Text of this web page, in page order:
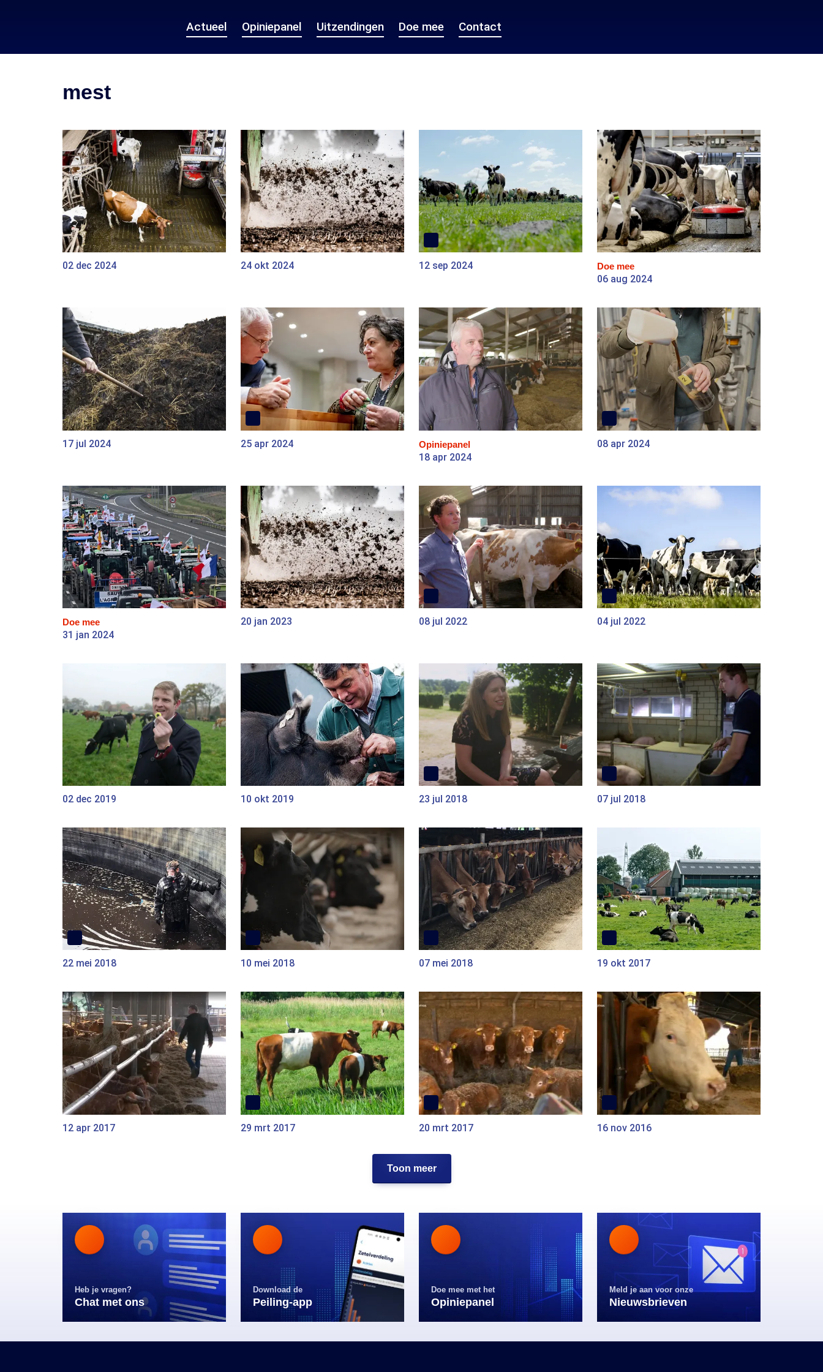
Actueel Opiniepanel Uitzendingen Doe mee Contact
mest
02 dec 2024 24 okt 2024 12 sep 2024 Doe mee
06 aug 2024
17 jul 2024 25 apr 2024 Opiniepanel
18 apr 2024
08 apr 2024
Doe mee
31 jan 2024
20 jan 2023 08 jul 2022 04 jul 2022
02 dec 2019 10 okt 2019 23 jul 2018 07 jul 2018
22 mei 2018 10 mei 2018 07 mei 2018 19 okt 2017
12 apr 2017 29 mrt 2017 20 mrt 2017 16 nov 2016
Toon meer
Heb je vragen?
Chat met ons
Download de
Peiling-app
Doe mee met het
Opiniepanel
Meld je aan voor onze
Nieuwsbrieven